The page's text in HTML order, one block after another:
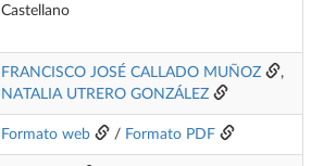
Castellano
FRANCISCO JOSÉ CALLADO MUÑOZ
,
NATALIA UTRERO GONZÁLEZ
Formato web / Formato PDF